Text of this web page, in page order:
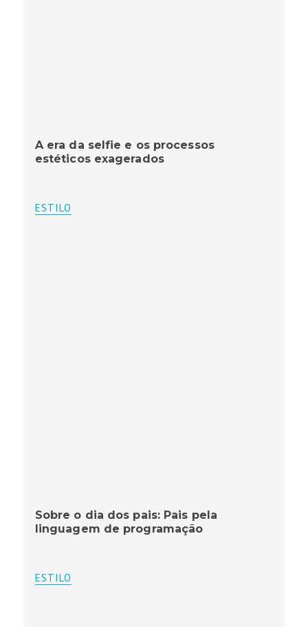
A era da selfie e os processos
estéticos exagerados
ESTILO
Sobre o dia dos pais: Pais pela
linguagem de programação
ESTILO